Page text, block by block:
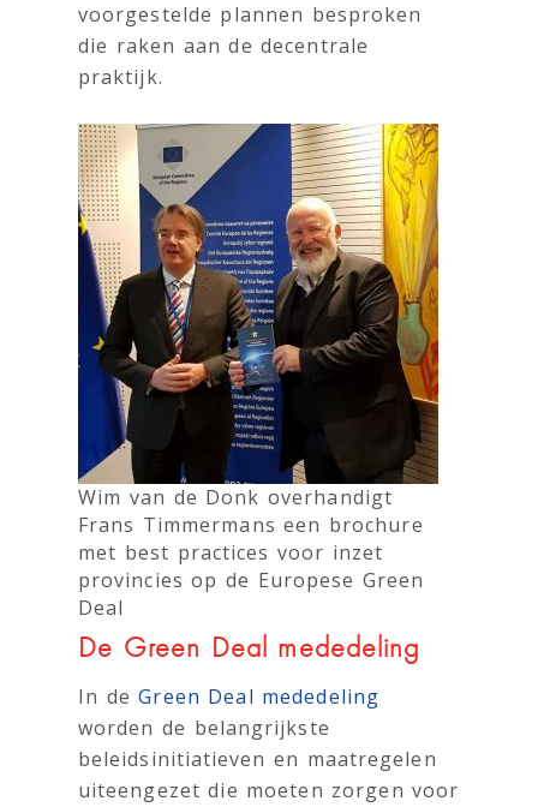
voorgestelde plannen besproken
die raken aan de decentrale
praktijk.
Wim van de Donk overhandigt
Frans Timmermans een brochure
met best practices voor inzet
provincies op de Europese Green
Deal
De Green Deal mededeling
In deGreen Deal mededeling
worden de belangrijkste
beleidsinitiatieven en maatregelen
uiteengezet die moeten zorgen voor